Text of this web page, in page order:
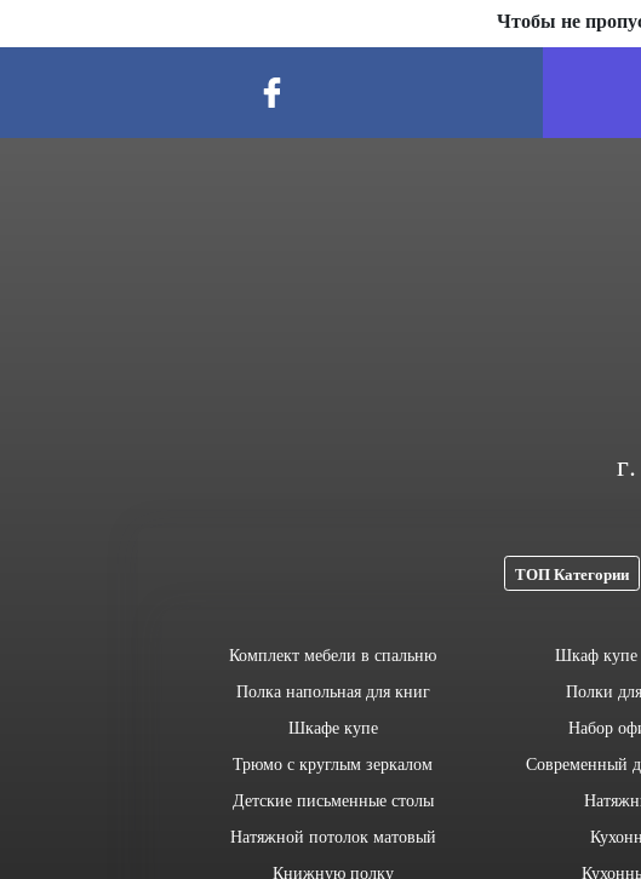
Чтобы не
ТОП Категории
Комплект мебели в спальню
Полка напольная для книг
Шкафе купе
Трюмо с круглым зеркалом
Детские письменные столы
Натяжной потолок матовый
Книжную полку
Шкаф купе
Полки
Набор
Современный